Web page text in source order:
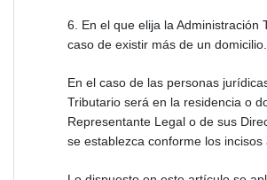
6. En el que elija la Administración
caso de existir más de un domicilio.
En el caso de las personas
Tributario será en la residencia o
Representante Legal o de sus
se establezca conforme los incisos